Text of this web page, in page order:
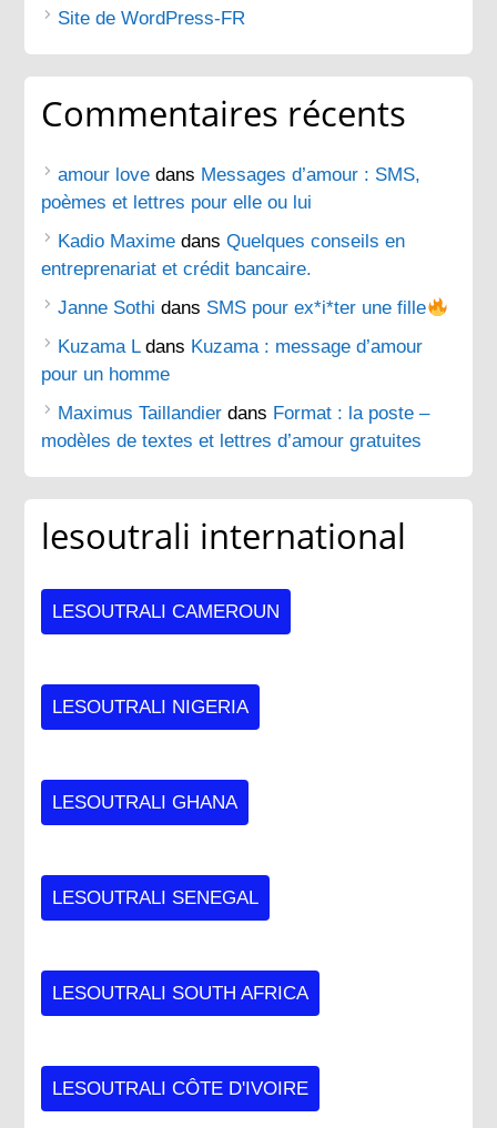
Site de WordPress-FR
Commentaires récents
amour love dans Messages d’amour : SMS,
poèmes et lettres pour elle ou lui
Kadio Maxime dansQuelques conseils en
entreprenariat et crédit bancaire.
Janne Sothi dans SMS pour ex*i*ter une fille
Kuzama Ldans Kuzama : message d’amour
pour un homme
Maximus Taillandier dans Format : la poste –
modèles de textes et lettres d’amour gratuites
lesoutrali international
LESOUTRALI CAMEROUN
LESOUTRALI NIGERIA
LESOUTRALI GHANA
LESOUTRALI SENEGAL
LESOUTRALI SOUTH AFRICA
LESOUTRALI CÔTE D'IVOIRE